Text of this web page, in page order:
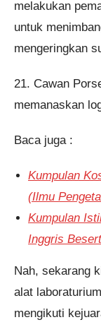
melakukan
untuk
mengeringkan
21. Cawan
memanaskan
Baca juga :
Kumpulan
(Ilmu
Kumpulan
Inggris
Nah, sekarang
alat
mengikuti